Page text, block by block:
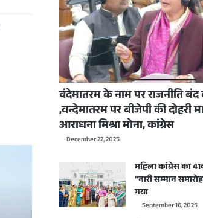
वंदेमातरम के नाम पर राजनीति
,वन्देमातरम पर बीजेपी की दोहरी
आराधना मिश्रा मोना, कांग्रेस
December 22, 2025
महिला कांग्रेस का
“नारी सम्मान
गया
September 16, 2025